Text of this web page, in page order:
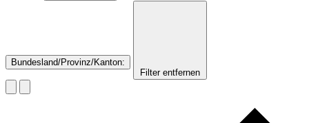
Bundesland/Provinz/Kanton:
Filter entfernen